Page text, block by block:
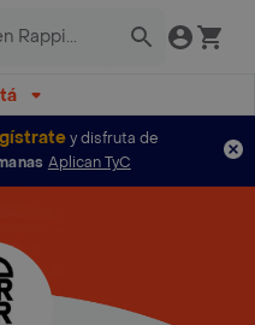
y disfruta de
Aplican TyC